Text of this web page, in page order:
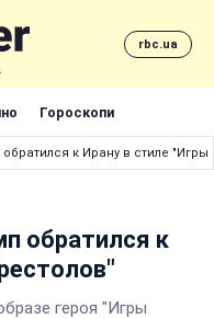
rbc.ua
Гороскопи
к Ирану в стиле "Игры
обратился к
героя "Игры